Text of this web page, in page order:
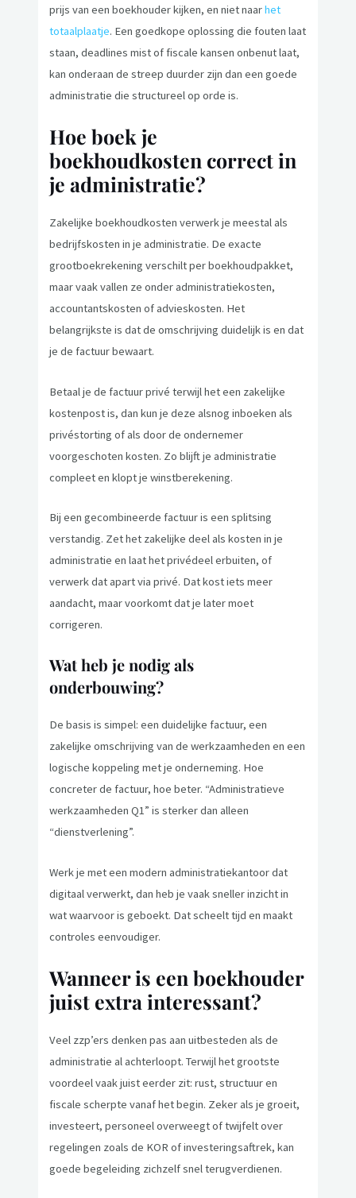
prijs van een boekhouder kijken, en niet naarhet
totaalplaatje. Een goedkope oplossing die fouten laat
staan, deadlines mist of fiscale kansen onbenut laat,
kan onderaan de streep duurder zijn dan een goede
administratie die structureel op orde is.
Hoe boek je
boekhoudkosten correct in
je administratie?
Zakelijke boekhoudkosten verwerk je meestal als
bedrijfskosten in je administratie. De exacte
grootboekrekening verschilt per boekhoudpakket,
maar vaak vallen ze onder administratiekosten,
accountantskosten of advieskosten. Het
belangrijkste is dat de omschrijving duidelijk is en dat
je de factuur bewaart.
Betaal je de factuur privé terwijl het een zakelijke
kostenpost is, dan kun je deze alsnog inboeken als
privéstorting of als door de ondernemer
voorgeschoten kosten. Zo blijft je administratie
compleet en klopt je winstberekening.
Bij een gecombineerde factuur is een splitsing
verstandig. Zet het zakelijke deel als kosten in je
administratie en laat het privédeel erbuiten, of
verwerk dat apart via privé. Dat kost iets meer
aandacht, maar voorkomt dat je later moet
corrigeren.
Wat heb je nodig als
onderbouwing?
De basis is simpel: een duidelijke factuur, een
zakelijke omschrijving van de werkzaamheden en een
logische koppeling met je onderneming. Hoe
concreter de factuur, hoe beter. “Administratieve
werkzaamheden Q1” is sterker dan alleen
“dienstverlening”.
Werk je met een modern administratiekantoor dat
digitaal verwerkt, dan heb je vaak sneller inzicht in
wat waarvoor is geboekt. Dat scheelt tijd en maakt
controles eenvoudiger.
Wanneer is een boekhouder
juist extra interessant?
Veel zzp’ers denken pas aan uitbesteden als de
administratie al achterloopt. Terwijl het grootste
voordeel vaak juist eerder zit: rust, structuur en
fiscale scherpte vanaf het begin. Zeker als je groeit,
investeert, personeel overweegt of twijfelt over
regelingen zoals de KOR of investeringsaftrek, kan
goede begeleiding zichzelf snel terugverdienen.